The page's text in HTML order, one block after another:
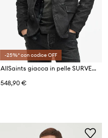
-25%* con codice OFF
AllSaints giacca in pelle SURVEY LTHR BLAZER
548,90 €